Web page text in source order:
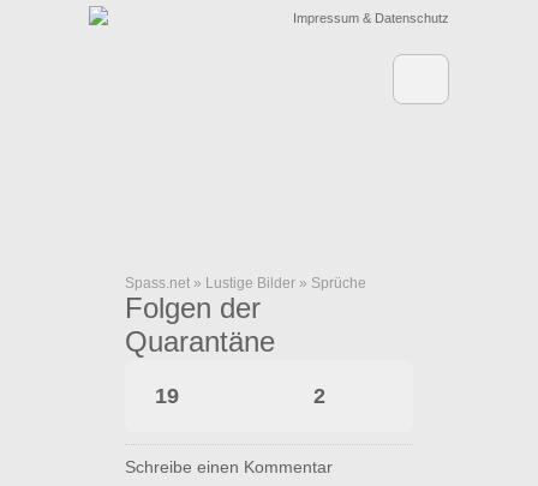
Impressum & Datenschutz
Spass.net » Lustige Bilder » Sprüche
Folgen der
Quarantäne
19 2
Schreibe einen Kommentar